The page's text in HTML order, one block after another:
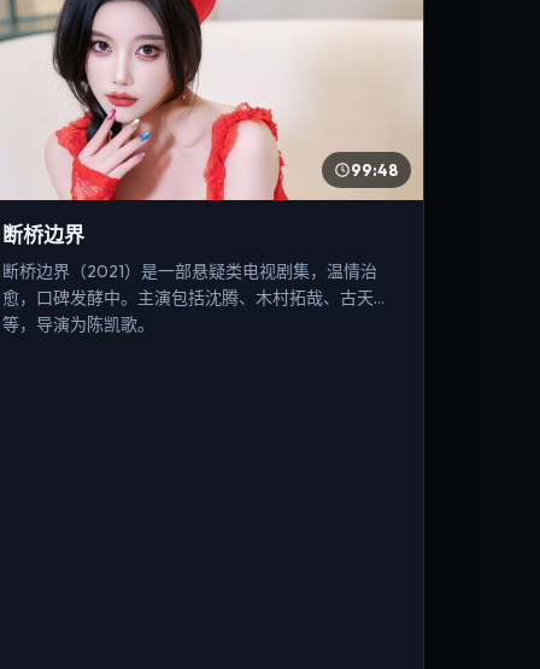
99:48
断桥边界
断桥边界（2021）是一部悬疑类电视剧集，温情治
愈，口碑发酵中。主演包括沈腾、木村拓哉、古天乐
等，导演为陈凯歌。